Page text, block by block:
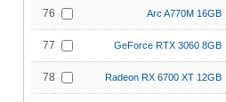
76 Arc A770M 16GB
77 GeForce RTX 3060 8GB
78 Radeon RX 6700 XT 12GB